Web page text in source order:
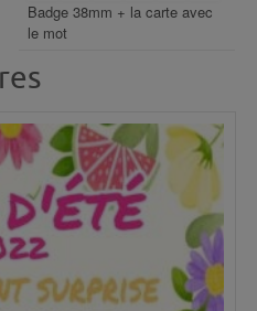
Badge 38mm + la carte avec
le mot